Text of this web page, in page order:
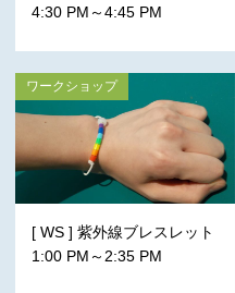
4:30 PM～4:45 PM
ワークショップ
[ WS ] 紫外線ブレスレット
1:00 PM～2:35 PM